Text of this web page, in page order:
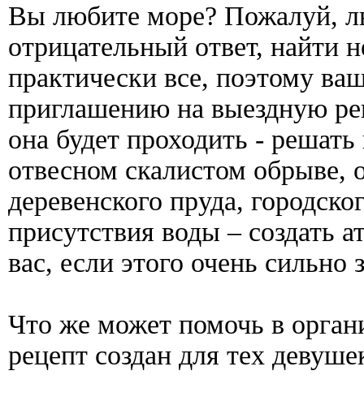
Вы любите море? Пожалуй,
отрицательный ответ, найти
практически все, поэтому
приглашению на выездную
она будет проходить -
отвесном скалистом обрыве,
деревенского пруда,
присутствия воды – создать
вас, если этого очень сильно
Что же может помочь в
рецепт создан для тех